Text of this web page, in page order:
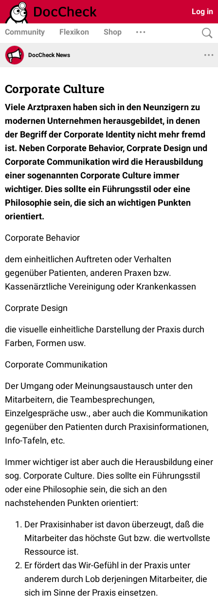
Log in
Community Flexikon Shop
DocCheck News
Corporate Culture
Viele Arztpraxen haben sich in den Neunzigern zu
modernen Unternehmen herausgebildet, in denen
der Begriff der Corporate Identity nicht mehr fremd
ist. Neben Corporate Behavior, Corprate Design und
Corporate Communikation wird die Herausbildung
einer sogenannten Corporate Culture immer
wichtiger. Dies sollte ein Führungsstil oder eine
Philosophie sein, die sich an wichtigen Punkten
orientiert.
Corporate Behavior
dem einheitlichen Auftreten oder Verhalten
gegenüber Patienten, anderen Praxen bzw.
Kassenärztliche Vereinigung oder Krankenkassen
Corprate Design
die visuelle einheitliche Darstellung der Praxis durch
Farben, Formen usw.
Corporate Communikation
Der Umgang oder Meinungsaustausch unter den
Mitarbeitern, die Teambesprechungen,
Einzelgespräche usw., aber auch die Kommunikation
gegenüber den Patienten durch Praxisinformationen,
Info-Tafeln, etc.
Immer wichtiger ist aber auch die Herausbildung einer
sog. Corporate Culture. Dies sollte ein Führungsstil
oder eine Philosophie sein, die sich an den
nachstehenden Punkten orientiert:
Der Praxisinhaber ist davon überzeugt, daß die
Mitarbeiter das höchste Gut bzw. die wertvollste
Ressource ist.
Er fördert das Wir-Gefühl in der Praxis unter
anderem durch Lob derjeningen Mitarbeiter, die
sich im Sinne der Praxis einsetzen.